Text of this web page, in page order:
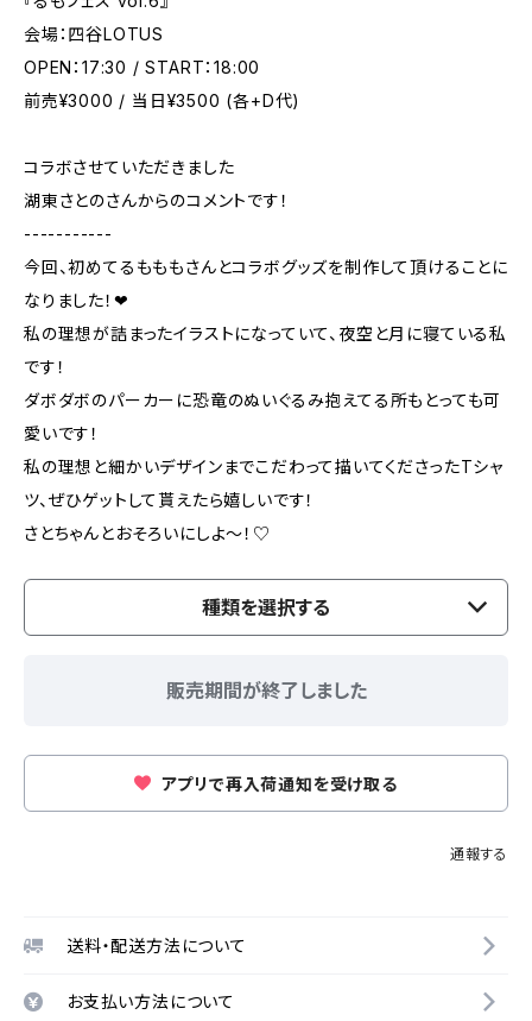
会場：四谷LOTUS
OPEN：17:30 / START：18:00
前売¥3000 / 当日¥3500 (各+D代)
コラボさせていただきました
湖東さとのさんからのコメントです！
-----------
今回、初めてるもももさんとコラボグッズを制作して頂けることに
なりました！❤
私の理想が詰まったイラストになっていて、夜空と月に寝ている私
です！
ダボダボのパーカーに恐竜のぬいぐるみ抱えてる所もとっても可
愛いです！
私の理想と細かいデザインまでこだわって描いてくださったTシャ
ツ、ぜひゲットして貰えたら嬉しいです！
さとちゃんとおそろいにしよ〜！♡
種類を選択する
販売期間が終了しました
アプリで再入荷通知を受け取る
通報する
送料・配送方法について
お支払い方法について